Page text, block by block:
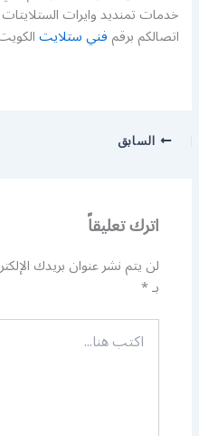
خدمات تمنديد وايرات الستلايتات
اتصالكم برقمفني ستلايت
السابق
اترك تعليقاً
لن يتم نشر عنوان بريدك
بـ*
اكتب
هنا...